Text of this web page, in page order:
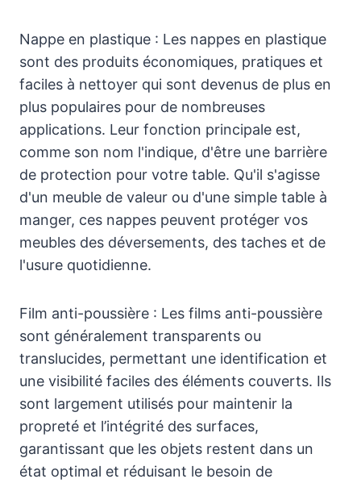
Nappe en plastique : Les nappes en plastique
sont des produits économiques, pratiques et
faciles à nettoyer qui sont devenus de plus en
plus populaires pour de nombreuses
applications. Leur fonction principale est,
comme son nom l'indique, d'être une barrière
de protection pour votre table. Qu'il s'agisse
d'un meuble de valeur ou d'une simple table à
manger, ces nappes peuvent protéger vos
meubles des déversements, des taches et de
l'usure quotidienne.
Film anti-poussière : Les films anti-poussière
sont généralement transparents ou
translucides, permettant une identification et
une visibilité faciles des éléments couverts. Ils
sont largement utilisés pour maintenir la
propreté et l’intégrité des surfaces,
garantissant que les objets restent dans un
état optimal et réduisant le besoin de